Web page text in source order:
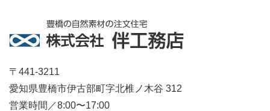
〒441-3211
愛知県豊橋市伊古部町字北椎ノ木谷 312
営業時間／8:00〜17:00